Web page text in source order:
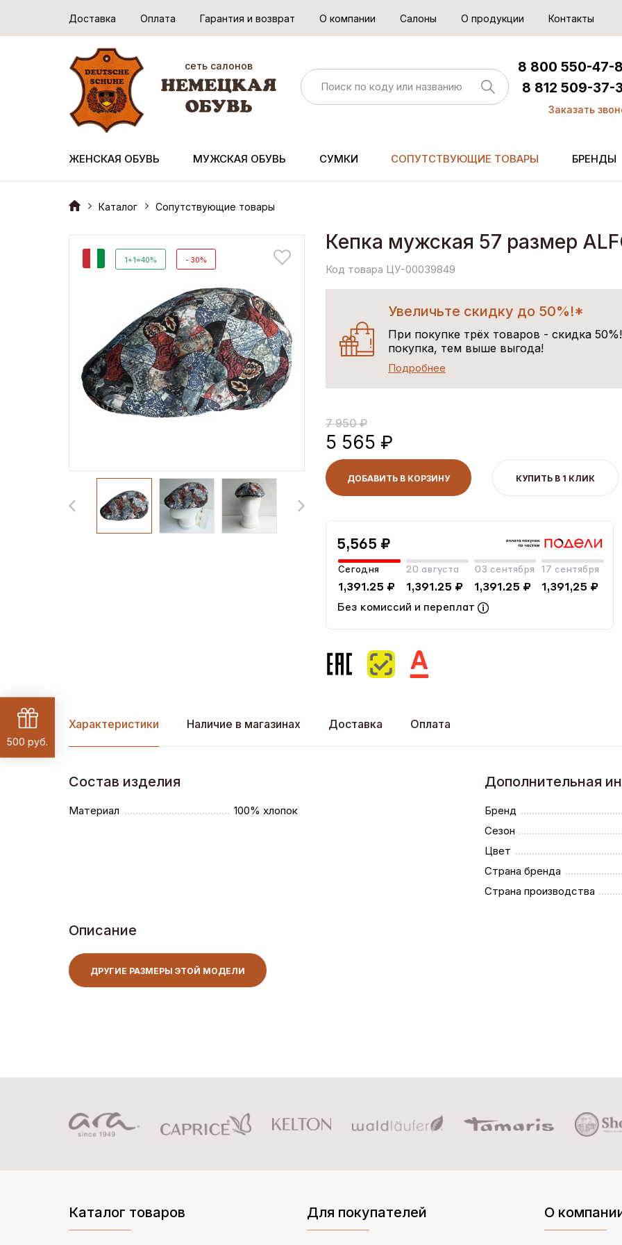
Доставка Оплата Гарантия и возврат О компании Салоны О продукции Контакты
сеть салонов
8 800 550-47-
8 812 509-37-
Заказать
ЖЕНСКАЯ ОБУВЬ МУЖСКАЯ ОБУВЬ СУМКИ СОПУТСТВУЮЩИЕ ТОВАРЫ БРЕНДЫ
Каталог Сопутствующие товары
1+1=40% - 30%
Кепка мужская 57 размер
Код товара ЦУ-00039849
Увеличьте скидку до 50%!*
При покупке трёх товаров - скидка
покупка, тем выше выгода!
Подробнее
7 950 ₽
5 565 ₽
ДОБАВИТЬ В КОРЗИНУ КУПИТЬ В 1 КЛИК
5,565 ₽
Сегодня
1,391.25 ₽
20 августа
1,391.25 ₽
03 сентября
1,391.25 ₽
17 сентября
1,391,25 ₽
Без комиссий и переплат
Характеристики Наличие в магазинах Доставка Оплата
Состав изделия
Материал 100% хлопок
Дополнительная
Бренд
Сезон
Цвет
Страна бренда
Страна производства
Описание
ДРУГИЕ РАЗМЕРЫ ЭТОЙ МОДЕЛИ
Каталог товаров Для покупателей О
500 руб.